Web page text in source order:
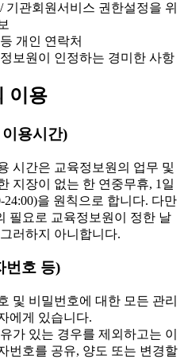
관회원서비스 권한설정을 위
개인 연락처
보원이 인정하는 경미한 사항
이용
용시간)
시간은 교육정보원의 업무 및
지장이 없는 한 연중무휴, 1일
24:00)을 원칙으로 합니다. 다만
필요로 교육정보원이 정한 날
러하지 아니합니다.
번호 등)
및 비밀번호에 대한 모든 관리
에게 있습니다.
가 있는 경우를 제외하고는 이
번호를 공유, 양도 또는 변경할